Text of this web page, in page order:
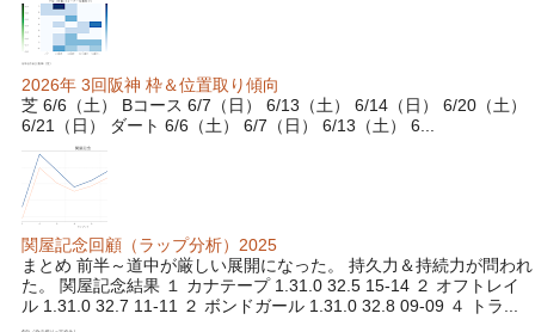
2026年 3回阪神 枠＆位置取り傾向
芝 6/6（土） Bコース 6/7（日） 6/13（土） 6/14（日） 6/20（土）
6/21（日） ダート 6/6（土） 6/7（日） 6/13（土） 6...
関屋記念回顧（ラップ分析）2025
まとめ 前半～道中が厳しい展開になった。 持久力＆持続力が問われ
た。 関屋記念結果 １ カナテープ 1.31.0 32.5 15-14 ２ オフトレイ
ル 1.31.0 32.7 11-11 ２ ボンドガール 1.31.0 32.8 09-09 ４ トラ...